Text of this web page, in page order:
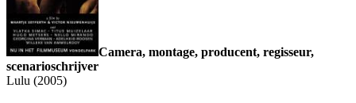
Camera, montage, producent, regisseur,
scenarioschrijver
Lulu (2005)